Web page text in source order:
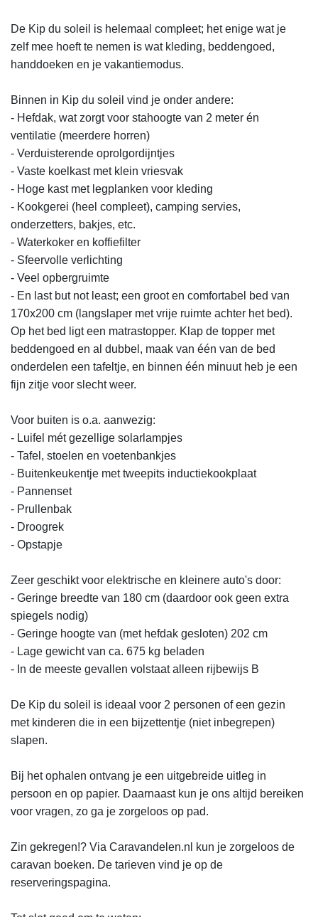
De Kip du soleil is helemaal compleet; het enige wat je
zelf mee hoeft te nemen is wat kleding, beddengoed,
handdoeken en je vakantiemodus.
Binnen in Kip du soleil vind je onder andere:
- Hefdak, wat zorgt voor stahoogte van 2 meter én
ventilatie (meerdere horren)
- Verduisterende oprolgordijntjes
- Vaste koelkast met klein vriesvak
- Hoge kast met legplanken voor kleding
- Kookgerei (heel compleet), camping servies,
onderzetters, bakjes, etc.
- Waterkoker en koffiefilter
- Sfeervolle verlichting
- Veel opbergruimte
- En last but not least; een groot en comfortabel bed van
170x200 cm (langslaper met vrije ruimte achter het bed).
Op het bed ligt een matrastopper. Klap de topper met
beddengoed en al dubbel, maak van één van de bed
onderdelen een tafeltje, en binnen één minuut heb je een
fijn zitje voor slecht weer.
Voor buiten is o.a. aanwezig:
- Luifel mét gezellige solarlampjes
- Tafel, stoelen en voetenbankjes
- Buitenkeukentje met tweepits inductiekookplaat
- Pannenset
- Prullenbak
- Droogrek
- Opstapje
Zeer geschikt voor elektrische en kleinere auto's door:
- Geringe breedte van 180 cm (daardoor ook geen extra
spiegels nodig)
- Geringe hoogte van (met hefdak gesloten) 202 cm
- Lage gewicht van ca. 675 kg beladen
- In de meeste gevallen volstaat alleen rijbewijs B
De Kip du soleil is ideaal voor 2 personen of een gezin
met kinderen die in een bijzettentje (niet inbegrepen)
slapen.
Bij het ophalen ontvang je een uitgebreide uitleg in
persoon en op papier. Daarnaast kun je ons altijd bereiken
voor vragen, zo ga je zorgeloos op pad.
Zin gekregen!? Via Caravandelen.nl kun je zorgeloos de
caravan boeken. De tarieven vind je op de
reserveringspagina.